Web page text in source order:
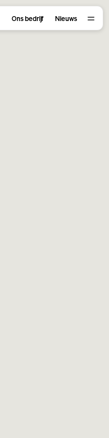
Ons bedrijf Nieuws